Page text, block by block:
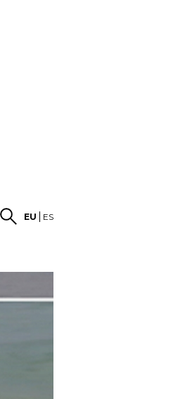
EU ES